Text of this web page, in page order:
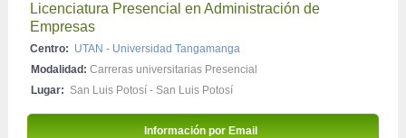
Licenciatura Presencial en Administración de
Empresas
Centro: UTAN - Universidad Tangamanga
Modalidad: Carreras universitarias Presencial
Lugar: San Luis Potosí - San Luis Potosí
Información por Email